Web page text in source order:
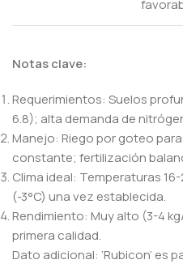
Notas clave:
Requerimientos: Suelos
6.8); alta demanda de
Manejo: Riego por goteo
constante; fertilización
Clima ideal: Temperaturas
(-3°C) una vez establecida.
Rendimiento: Muy alto (3-4
primera calidad.
Dato adicional: ‘Rubicon’ es